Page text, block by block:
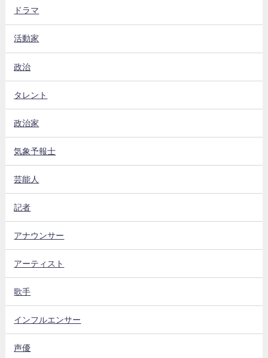
ドラマ
活動家
政治
タレント
政治家
気象予報士
芸能人
記者
アナウンサー
アーティスト
歌手
インフルエンサー
声優